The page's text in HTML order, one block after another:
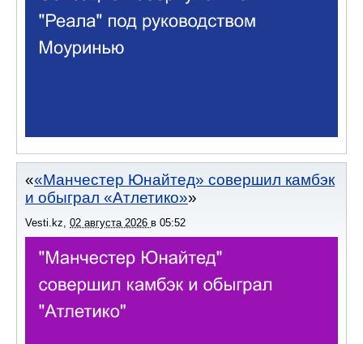
«Манчестер Юнайтед» совершил камбэк
и обыграл «Атлетико»
Vesti.kz, 02 августа 2026 в 05:52